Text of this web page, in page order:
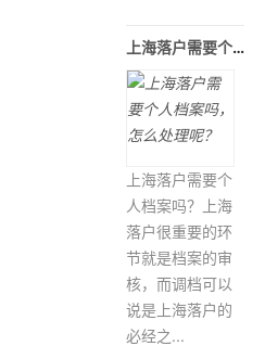
上海落户需要个人档案吗，怎么处理呢
上海落户需要个
人档案吗？上海
落户很重要的环
节就是档案的审
核，而调档可以
说是上海落户的
必经之...